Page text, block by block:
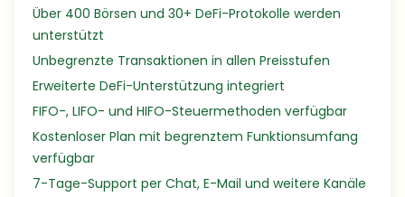
Über 400 Börsen und 30+ DeFi-Protokolle werden
unterstützt
Unbegrenzte Transaktionen in allen Preisstufen
Erweiterte DeFi-Unterstützung integriert
FIFO-, LIFO- und HIFO-Steuermethoden verfügbar
Kostenloser Plan mit begrenztem Funktionsumfang
verfügbar
7-Tage-Support per Chat, E-Mail und weitere Kanäle